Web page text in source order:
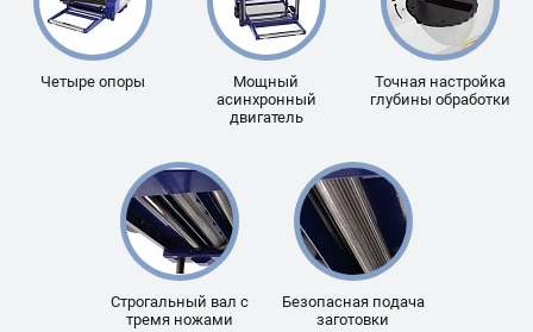
Четыре опоры
Мощный
асинхронный
двигатель
Точная настройка
глубины обработки
Строгальный вал с
тремя ножами
Безопасная подача
заготовки